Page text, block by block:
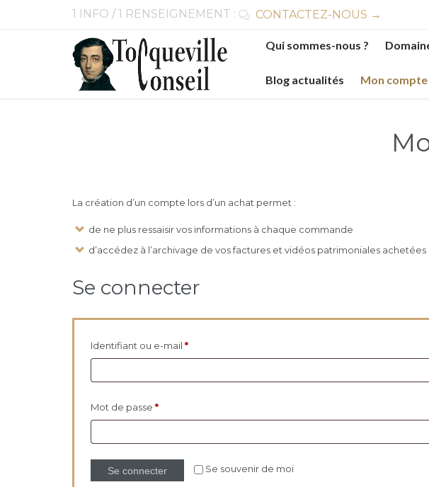
1 INFO / 1 RENSEIGNEMENT :  CONTACTEZ-NOUS →
SkipQui sommes-nous ?
Blog actualités Mon compte
La création d’un compte lors d’un achat permet :
de ne plus ressaisir vos informations à chaque commande
d’accédez à l’archivage de vos factures et vidéos patrimoniales achetées
Se connecter
Identifiant ou e-mail *Obligatoire
Mot de passe *Obligatoire
Se souvenir de moi
Se connecter